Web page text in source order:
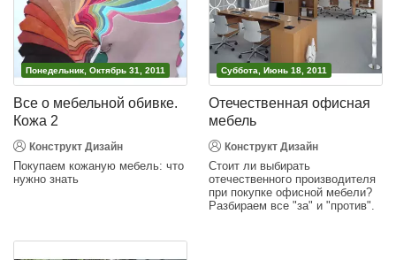
Понедельник, Октябрь 31, 2011
Все о мебельной обивке.
Кожа 2
Конструкт Дизайн
Покупаем кожаную мебель: что
нужно знать
Суббота, Июнь 18, 2011
Отечественная офисная
мебель
Конструкт Дизайн
Стоит ли выбирать
отечественного производителя
при покупке офисной мебели?
Разбираем все "за" и "против".